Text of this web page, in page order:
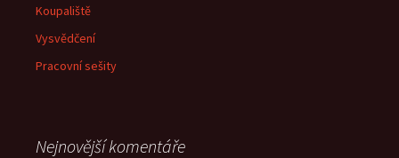
Koupaliště
Vysvědčení
Pracovní sešity
Nejnovější komentáře